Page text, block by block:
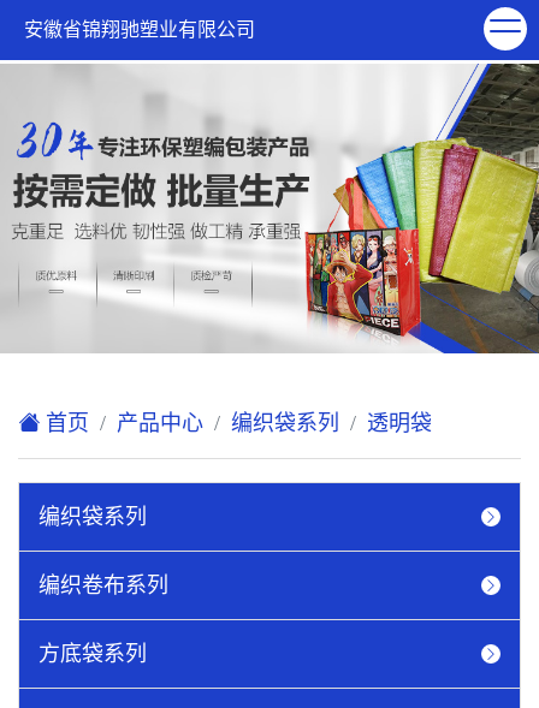
欢迎访问安徽省锦翔驰塑业有限公司网站！
联系我们
安徽省锦翔驰塑业有限公司
首页 产品中心 编织袋系列 透明袋
编织袋系列
编织卷布系列
方底袋系列